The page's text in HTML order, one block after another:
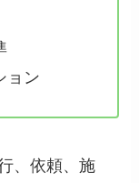
ョン
、依頼、施